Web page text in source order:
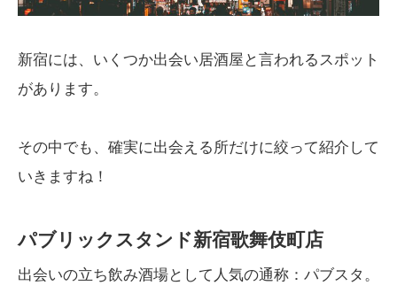
新宿には、いくつか出会い居酒屋と言われるスポット
があります。
その中でも、確実に出会える所だけに絞って紹介して
いきますね！
パブリックスタンド新宿歌舞伎町店
出会いの立ち飲み酒場として人気の通称：パブスタ。